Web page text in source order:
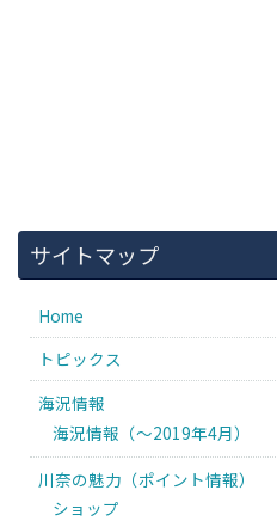
サイトマップ
Home
トピックス
海況情報
海況情報（〜2019年4月）
川奈の魅力（ポイント情報）
ショップ